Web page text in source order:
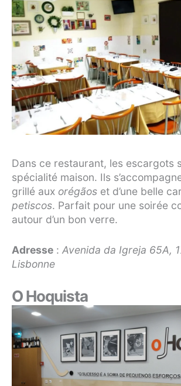
Dans ce restaurant, les escargots
spécialité maison. Ils
grillé aux orégãos et d’une belle
petiscos. Parfait pour une soirée
autour d’un bon verre.
Adresse : Avenida da Igreja 65A,
Lisbonne
O Hoquista